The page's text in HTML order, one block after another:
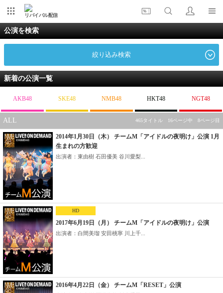
リバイバル配信
公演を検索
絞り込み検索
新着の公演一覧
AKB48 SKE48 NMB48 HKT48 NGT48
ALL 465タイトル 16ページ中 8ページ目
2014年1月30日（木） チームM「アイドルの夜明け」公演 1月
生まれの方歓迎
出演者：東由樹 石田優美 谷川愛梨...
HD
2017年6月19日（月） チームM「アイドルの夜明け」公演
出演者：白間美瑠 安田桃寧 川上千...
2016年4月22日（金） チームM「RESET」公演